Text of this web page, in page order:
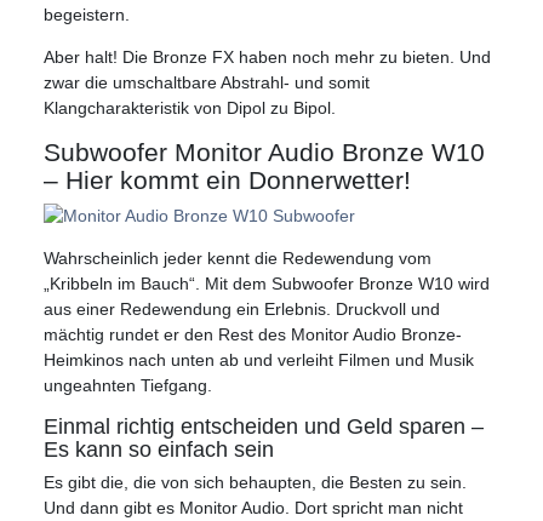
begeistern.
Aber halt! Die Bronze FX haben noch mehr zu bieten. Und
zwar die umschaltbare Abstrahl- und somit
Klangcharakteristik von Dipol zu Bipol.
Subwoofer Monitor Audio Bronze W10
– Hier kommt ein Donnerwetter!
Wahrscheinlich jeder kennt die Redewendung vom
„Kribbeln im Bauch“. Mit dem Subwoofer Bronze W10 wird
aus einer Redewendung ein Erlebnis. Druckvoll und
mächtig rundet er den Rest des Monitor Audio Bronze-
Heimkinos nach unten ab und verleiht Filmen und Musik
ungeahnten Tiefgang.
Einmal richtig entscheiden und Geld sparen –
Es kann so einfach sein
Es gibt die, die von sich behaupten, die Besten zu sein.
Und dann gibt es Monitor Audio. Dort spricht man nicht